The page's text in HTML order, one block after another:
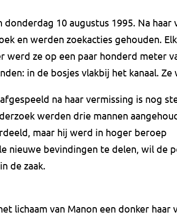
donderdag 10 augustus 1995. Na haar
en werden zoekacties gehouden.
werd ze op een paar honderd meter
in de bosjes vlakbij het kanaal. Ze
na haar vermissing is nog
werden drie mannen
maar hij werd in hoger beroep
nieuwe bevindingen te delen, wil de
de zaak.
lichaam van Manon een donker haar